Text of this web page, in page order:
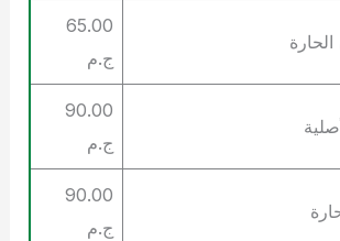
65.00
ج.م
90.00
ج.م
90.00
ج.م